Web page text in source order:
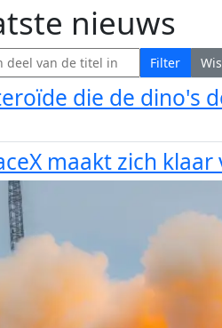
nieuws
deel van de titel in Filter
die de dino's
maakt zich